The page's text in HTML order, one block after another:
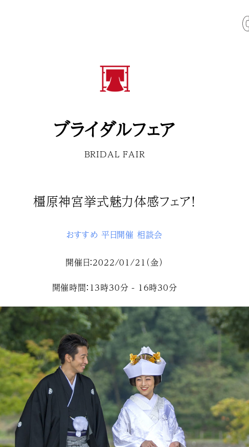
ブライダルフェア
BRIDAL FAIR
橿原神宮挙式魅力体感フェア！
おすすめ 平日開催 相談会
開催日：2022/01/21（金）
開催時間：13時30分 - 16時30分